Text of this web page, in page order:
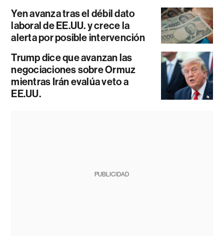
Yen avanza tras el débil dato
laboral de EE.UU. y crece la
alerta por posible intervención
Trump dice que avanzan las
negociaciones sobre Ormuz
mientras Irán evalúa veto a
EE.UU.
PUBLICIDAD